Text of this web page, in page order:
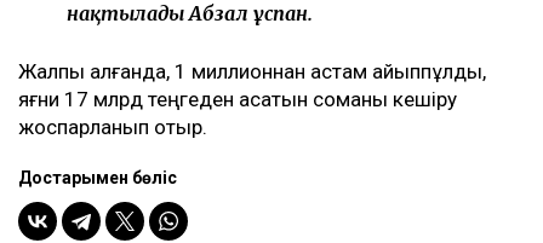
нақтылады Абзал Құспан.
Жалпы алғанда, 1 миллионнан астам айыппұлды,
яғни 17 млрд теңгеден асатын соманы кешіру
жоспарланып отыр.
Достарыңмен бөліс